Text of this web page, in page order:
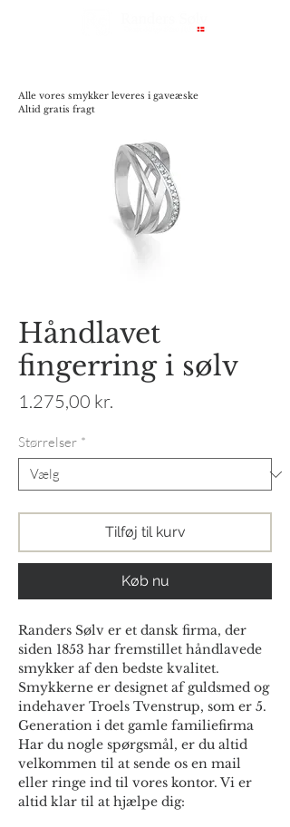
Håndlavet
fingerring i sølv
1.275,00 kr.
Størrelser *
Tilføj til kurv
Køb nu
Randers Sølv er et dansk firma, der
siden 1853 har fremstillet håndlavede
smykker af den bedste kvalitet.
Smykkerne er designet af guldsmed og
indehaver Troels Tvenstrup, som er 5.
Generation i det gamle familiefirma
Har du nogle spørgsmål, er du altid
velkommen til at sende os en mail
eller ringe ind til vores kontor. Vi er
altid klar til at hjælpe dig:
Alle vores smykker leveres i gaveæske
Altid gratis fragt